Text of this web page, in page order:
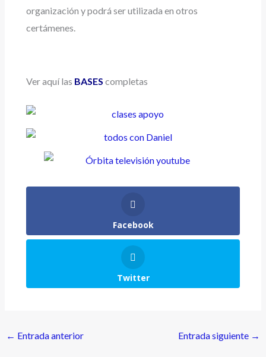
organización y podrá ser utilizada en otros
certámenes.
Ver aquí las BASES completas
Facebook
Twitter
← Entrada anterior Entrada siguiente →